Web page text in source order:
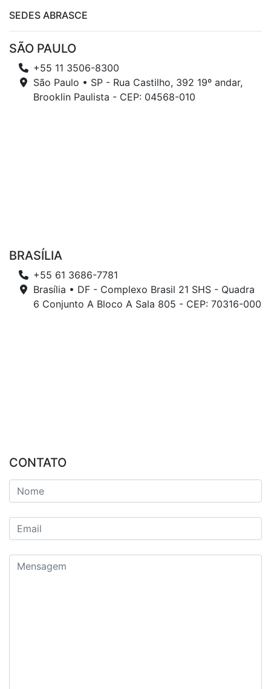
SEDES ABRASCE
SÃO PAULO
+55 11 3506-8300
São Paulo • SP - Rua Castilho, 392 19º andar,
Brooklin Paulista - CEP: 04568-010
BRASÍLIA
+55 61 3686-7781
Brasília • DF - Complexo Brasil 21 SHS - Quadra
6 Conjunto A Bloco A Sala 805 - CEP: 70316-000
CONTATO